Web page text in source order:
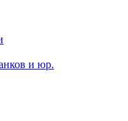
и юр.